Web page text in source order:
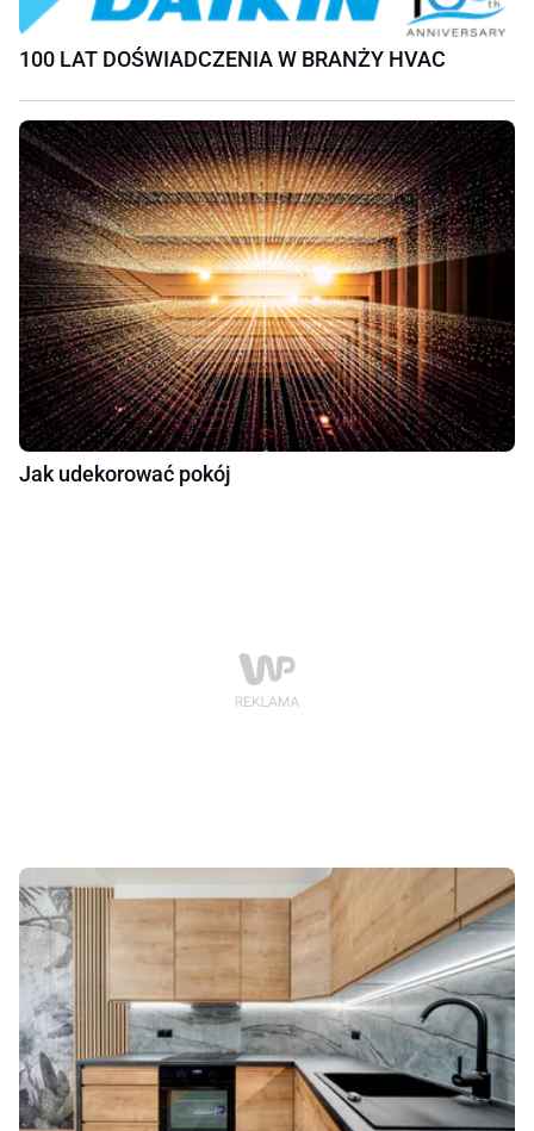
100 LAT DOŚWIADCZENIA W BRANŻY HVAC
Jak udekorować pokój